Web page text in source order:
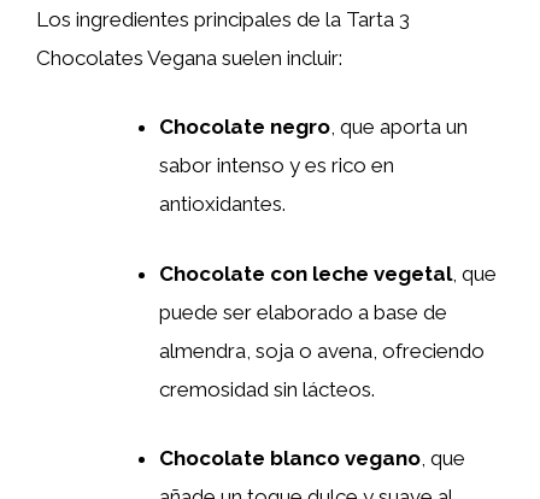
Los ingredientes principales de la Tarta 3
Chocolates Vegana suelen incluir:
Chocolate negro, que aporta un
sabor intenso y es rico en
antioxidantes.
Chocolate con leche vegetal, que
puede ser elaborado a base de
almendra, soja o avena, ofreciendo
cremosidad sin lácteos.
Chocolate blanco vegano, que